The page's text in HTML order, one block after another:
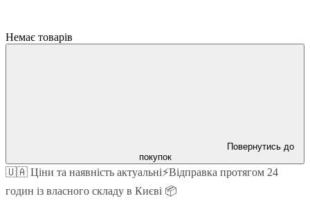
Немає товарів
Повернутись до
покупок
🇺🇦 Ціни та наявність актуальні⚡Відправка протягом 24
годин із власного складу в Києві 📦